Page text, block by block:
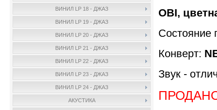
ВИНИЛ LP 18 - ДЖАЗ
ВИНИЛ LP 19 - ДЖАЗ
ВИНИЛ LP 20 - ДЖАЗ
ВИНИЛ LP 21 - ДЖАЗ
ВИНИЛ LP 22 - ДЖАЗ
ВИНИЛ LP 23 - ДЖАЗ
ВИНИЛ LP 24 - ДЖАЗ
АКУСТИКА
OBI,
Состояние
Конверт:
Звук -